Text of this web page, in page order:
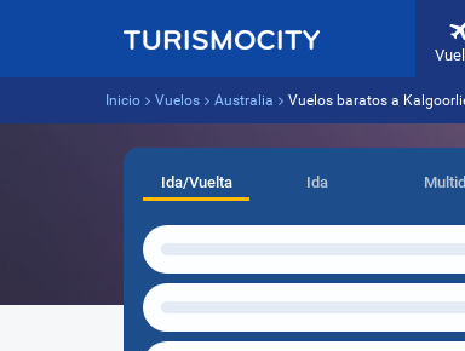
Inicio Vuelos Australia Vuelos baratos a
Ida/Vuelta Ida